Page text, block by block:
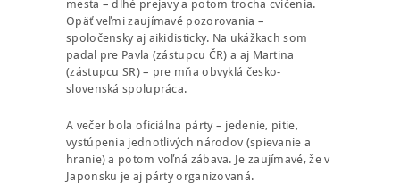
mesta – dlhé prejavy a potom trocha cvičenia.
Opäť veľmi zaujímavé pozorovania –
spoločensky aj aikidisticky. Na ukážkach som
padal pre Pavla (zástupcu ČR) a aj Martina
(zástupcu SR) – pre mňa obvyklá česko-
slovenská spolupráca.
A večer bola oficiálna párty – jedenie, pitie,
vystúpenia jednotlivých národov (spievanie a
hranie) a potom voľná zábava. Je zaujímavé, že v
Japonsku je aj párty organizovaná.